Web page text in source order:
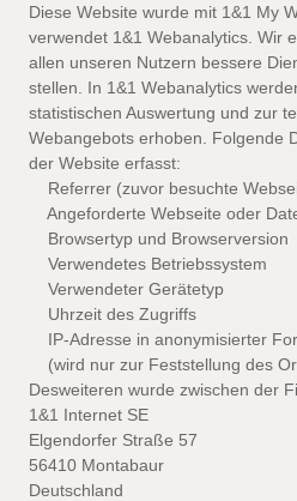
Diese Website wurde mit 1&1 My
verwendet 1&1 Webanalytics. Wir
allen unseren Nutzern bessere
stellen. In 1&1 Webanalytics
statistischen Auswertung und zur
Webangebots erhoben. Folgende
der Website erfasst:
Referrer (zuvor besuchte
Angeforderte Webseite oder
Browsertyp und Browserversion
Verwendetes Betriebssystem
Verwendeter Gerätetyp
Uhrzeit des Zugriffs
IP-Adresse in anonymisierter
(wird nur zur Feststellung des
Desweiteren wurde zwischen der
1&1 Internet SE
Elgendorfer Straße 57
56410 Montabaur
Deutschland